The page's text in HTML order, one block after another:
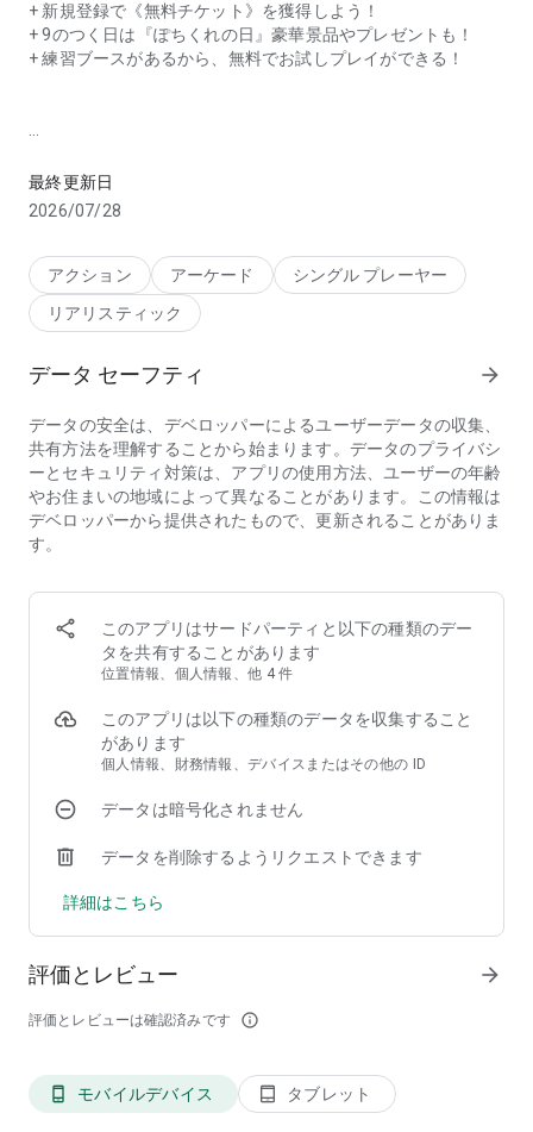
+ 新規登録で《無料チケット》を獲得しよう！
+ 9のつく日は『ぽちくれの日』豪華景品やプレゼントも！
+ 練習ブースがあるから、無料でお試しプレイができる！
1. アンパンマン ぬいぐるみ
ドキンちゃん ふんわりスマイルぬいぐるみ
2. サンリオ お手玉
サンリオキャラクターズ お座りお手玉
（ハローキティ、マイメロディ、ポムポムプリンなど）
3. チェンソーマン 雑貨
ポチタ フェイスポシェット
ポチタぬいぐるみＳ
パワー ひっかけフィギュア
4. スタジオジブリ 雑貨
魔女の宅急便 ヘアバンド
となりのトトロ おでかけパズルセット
ポッキーアーモンドクラッシュ (3箱)&ポッキーつぶつぶい
ちご(3箱)
6箱SET!! ポッキー チョコレート
ポッキー ４種アソート
◇◆今月の目玉景品◆◇
1. ワンピース フィギュア
戦光絶景-PORTGAS.D.ACE-
戦光絶景-YAMATO-
BATTLE RECORD COLLECTION-RORONOA ZORO-
KING OF ARTIST THE KEN RYUGUJI
最終更新日
2026/07/28
アクション アーケード
シングル プレーヤー
リアリスティック
データ セーフティ arrow_forward
データの安全は、デベロッパーによるユーザーデータの収集、
共有方法を理解することから始まります。データのプライバシ
ーとセキュリティ対策は、アプリの使用方法、ユーザーの年齢
やお住まいの地域によって異なることがあります。この情報は
デベロッパーから提供されたもので、更新されることがありま
す。
このアプリはサードパーティと以下の種類のデー
タを共有することがあります
位置情報、個人情報、他 4 件
このアプリは以下の種類のデータを収集すること
があります
個人情報、財務情報、デバイスまたはその他の ID
データは暗号化されません
データを削除するようリクエストできます
詳細はこちら
評価とレビュー
評価とレビューは確認済みです info_outline
arrow_forward
phone_android モバイルデバイス tablet_android タブレット